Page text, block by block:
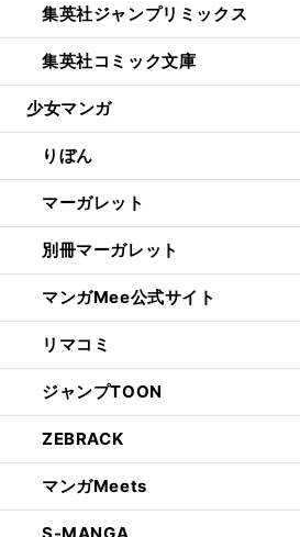
集英社ジャンプリミックス
集英社コミック文庫
少女マンガ
りぼん
マーガレット
別冊マーガレット
マンガMee公式サイト
リマコミ
ジャンプTOON
ZEBRACK
マンガMeets